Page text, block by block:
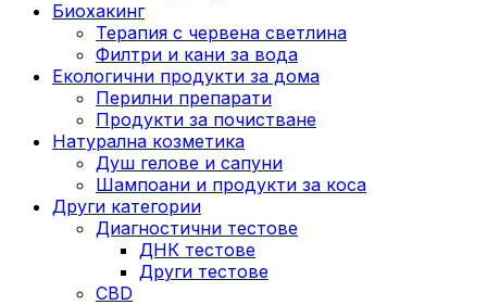
Биохакинг
Терапия с червена светлина
Филтри и кани за вода
Екологични продукти за дома
Перилни препарати
Продукти за почистване
Натурална козметика
Душ гелове и сапуни
Шампоани и продукти за коса
Други категории
Диагностични тестове
ДНК тестове
Други тестове
CBD